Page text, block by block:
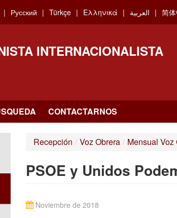
Русский Türkçe Ελληνικά العربية 简
INTERNACIONALISTA
CONTACTARNOS
Recepción / Voz Obrera / Mensual
PSOE y Unidos
Noviembre de 2018